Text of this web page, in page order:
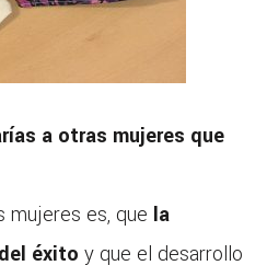
a otras mujeres que
mujeres es, que la
éxito y que el desarrollo